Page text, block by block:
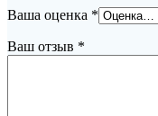
Ваша оценка *
Ваш отзыв *